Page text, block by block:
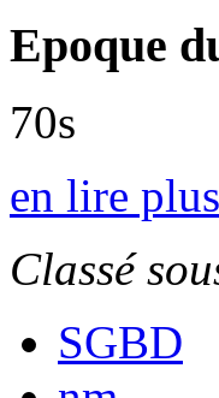
Epoque
70s
en lire plus
Classé
SGBD